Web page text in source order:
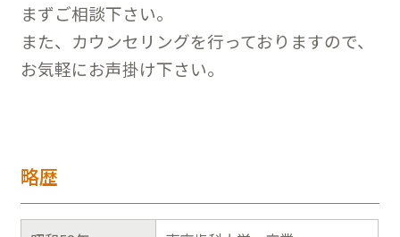
まずご相談下さい。
また、カウンセリングを行っておりますので、
お気軽にお声掛け下さい。
略歴